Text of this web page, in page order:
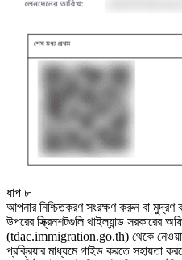
ধাপ ৮
আপনার নিশ্চিতকরণ সংরক্ষণ করুন বা মুদ্রণ
উপরের স্ক্রিনশটগুলি থাইল্যান্ড সরকারের
(tdac.immigration.go.th) থেকে
প্রক্রিয়ার মাধ্যমে গাইড করতে সহায়তা